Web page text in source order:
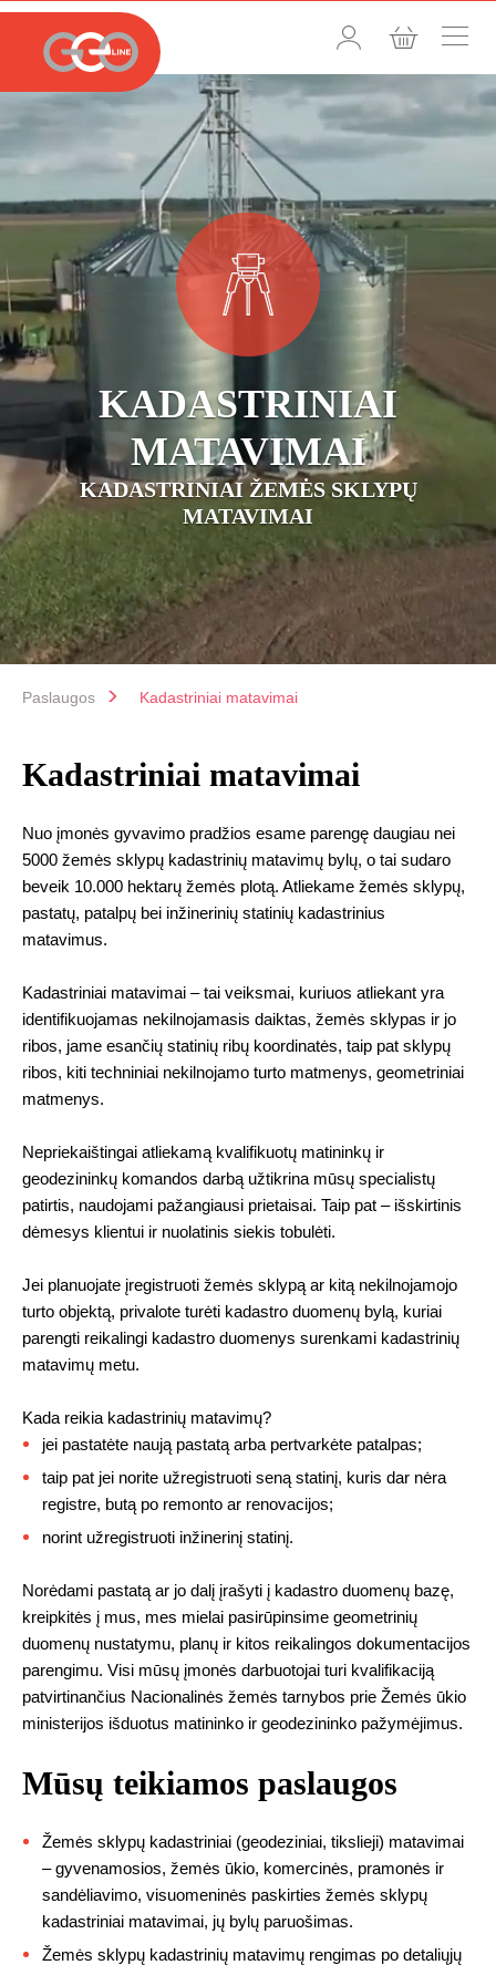
KADASTRINIAI
MATAVIMAI
KADASTRINIAI ŽEMĖS SKLYPŲ
MATAVIMAI
Paslaugos Kadastriniai matavimai
Kadastriniai matavimai
Nuo įmonės gyvavimo pradžios esame parengę daugiau nei
5000 žemės sklypų kadastrinių matavimų bylų, o tai sudaro
beveik 10.000 hektarų žemės plotą. Atliekame žemės sklypų,
pastatų, patalpų bei inžinerinių statinių kadastrinius
matavimus.
Kadastriniai matavimai – tai veiksmai, kuriuos atliekant yra
identifikuojamas nekilnojamasis daiktas, žemės sklypas ir jo
ribos, jame esančių statinių ribų koordinatės, taip pat sklypų
ribos, kiti techniniai nekilnojamo turto matmenys, geometriniai
matmenys.
Nepriekaištingai atliekamą kvalifikuotų matininkų ir
geodezininkų komandos darbą užtikrina mūsų specialistų
patirtis, naudojami pažangiausi prietaisai. Taip pat – išskirtinis
dėmesys klientui ir nuolatinis siekis tobulėti.
Jei planuojate įregistruoti žemės sklypą ar kitą nekilnojamojo
turto objektą, privalote turėti kadastro duomenų bylą, kuriai
parengti reikalingi kadastro duomenys surenkami kadastrinių
matavimų metu.
Kada reikia kadastrinių matavimų?
jei pastatėte naują pastatą arba pertvarkėte patalpas;
taip pat jei norite užregistruoti seną statinį, kuris dar nėra
registre, butą po remonto ar renovacijos;
norint užregistruoti inžinerinį statinį.
Norėdami pastatą ar jo dalį įrašyti į kadastro duomenų bazę,
kreipkitės į mus, mes mielai pasirūpinsime geometrinių
duomenų nustatymu, planų ir kitos reikalingos dokumentacijos
parengimu. Visi mūsų įmonės darbuotojai turi kvalifikaciją
patvirtinančius Nacionalinės žemės tarnybos prie Žemės ūkio
ministerijos išduotus matininko ir geodezininko pažymėjimus.
Mūsų teikiamos paslaugos
Žemės sklypų kadastriniai (geodeziniai, tikslieji) matavimai
– gyvenamosios, žemės ūkio, komercinės, pramonės ir
sandėliavimo, visuomeninės paskirties žemės sklypų
kadastriniai matavimai, jų bylų paruošimas.
Žemės sklypų kadastrinių matavimų rengimas po detaliųjų